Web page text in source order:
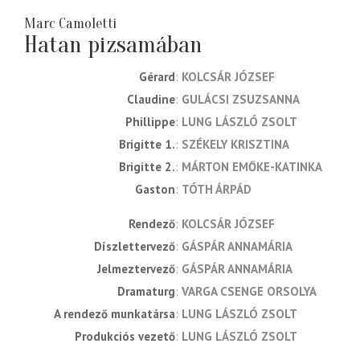
Marc Camoletti
Hatan pizsamában
Gérard KOLCSÁR JÓZSEF
Claudine GULÁCSI ZSUZSANNA
Phillippe LUNG LÁSZLÓ ZSOLT
Brigitte 1. SZÉKELY KRISZTINA
Brigitte 2. MÁRTON EMŐKE-KATINKA
Gaston TÓTH ÁRPÁD
rendező KOLCSÁR JÓZSEF
díszlettervező GÁSPÁR ANNAMÁRIA
jelmeztervező GÁSPÁR ANNAMÁRIA
dramaturg VARGA CSENGE ORSOLYA
a rendező munkatársa LUNG LÁSZLÓ ZSOLT
produkciós vezető LUNG LÁSZLÓ ZSOLT